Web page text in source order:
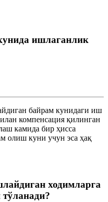
ишлаганлик
байрам кунидаги иш
компенсация қилинган
камида бир ҳисса
олиш куни учун эса ҳақ
ходимларга